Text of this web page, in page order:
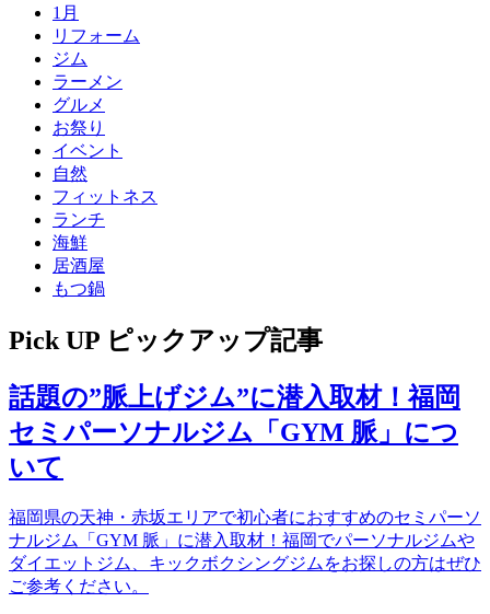
1月
リフォーム
ジム
ラーメン
グルメ
お祭り
イベント
自然
フィットネス
ランチ
海鮮
居酒屋
もつ鍋
Pick UP ピックアップ記事
話題の”脈上げジム”に潜入取材！福岡
セミパーソナルジム「GYM 脈」につ
いて
福岡県の天神・赤坂エリアで初心者におすすめのセミパーソ
ナルジム「GYM 脈」に潜入取材！福岡でパーソナルジムや
ダイエットジム、キックボクシングジムをお探しの方はぜひ
ご参考ください。